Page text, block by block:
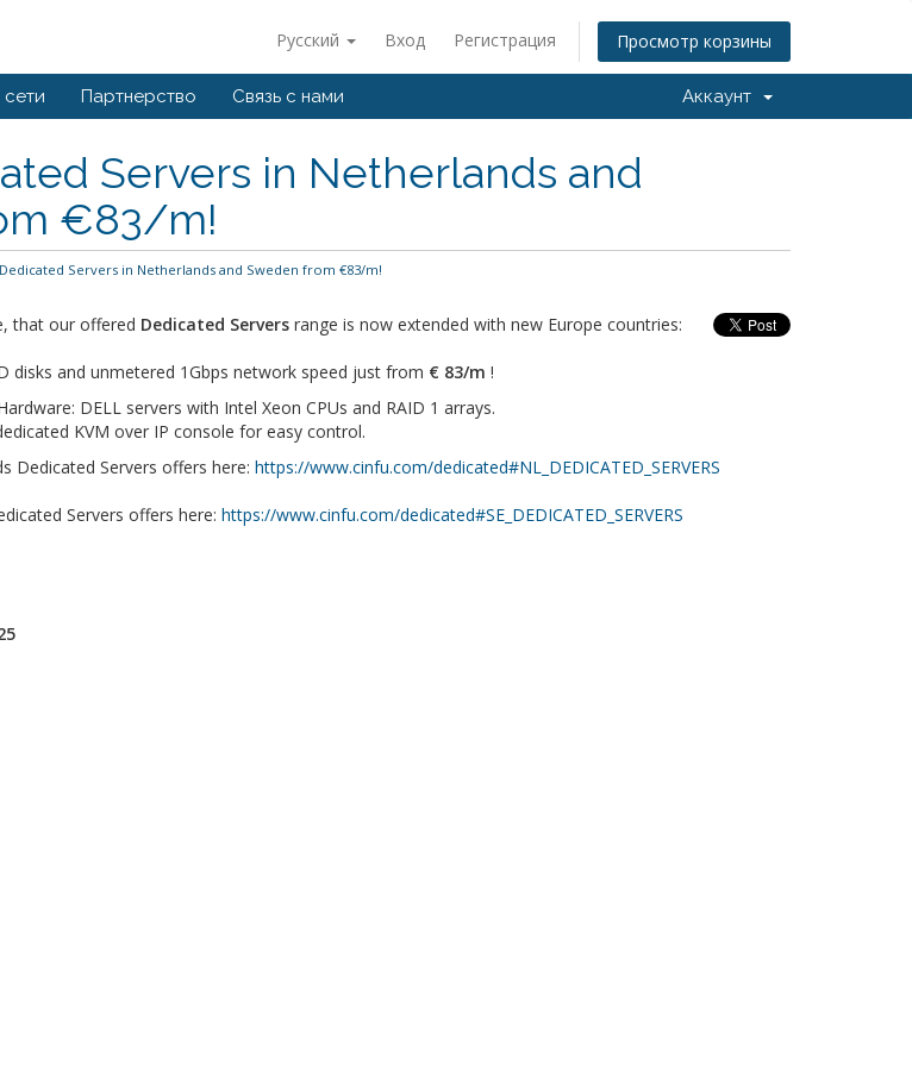
Русский Вход Регистрация Просмотр корзины
сети Партнерство Связь с нами Аккаунт
Servers in Netherlands and
€83/m!
Servers in Netherlands and Sweden from €83/m!
that our offered Dedicated Serversrange is now extended with new Europe countries:
disks and unmetered 1Gbps network speed just from € 83/m !
DELL servers with Intel Xeon CPUs and RAID 1 arrays.
KVM over IP console for easy control.
Dedicated Servers offers here: https://www.cinfu.com/dedicated#NL_DEDICATED_SERVERS
Servers offers here: https://www.cinfu.com/dedicated#SE_DEDICATED_SERVERS